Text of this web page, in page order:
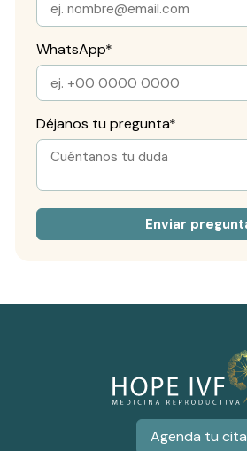
WhatsApp*
Déjanos tu pregunta*
Agenda tu cita